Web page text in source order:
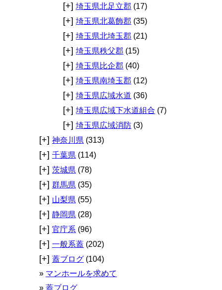
[+] 埼玉県北足立郡 (17)
[+] 埼玉県北葛飾郡 (35)
[+] 埼玉県北埼玉郡 (21)
[+] 埼玉県秩父郡 (15)
[+] 埼玉県比企郡 (40)
[+] 埼玉県南埼玉郡 (12)
[+] 埼玉県広域水道 (36)
[+] 埼玉県広域下水道組合 (7)
[+] 埼玉県広域消防 (3)
[+] 神奈川県 (313)
[+] 千葉県 (114)
[+] 茨城県 (78)
[+] 群馬県 (35)
[+] 山梨県 (55)
[+] 静岡県 (28)
[+] 官庁系 (96)
[+] 一般系蓋 (202)
[+] 蓋ブログ (104)
マンホールを求めて
蓋ブログ